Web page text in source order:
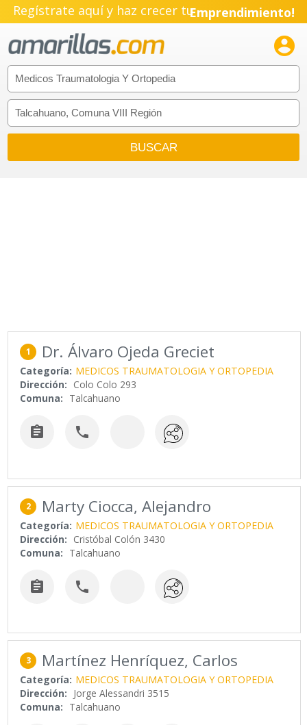
Regístrate aquí y haz crecer tuEmprendimiento!

1 Dr. Álvaro Ojeda Greciet
Categoría: MEDICOS TRAUMATOLOGIA Y ORTOPEDIA
Dirección: Colo Colo 293
Comuna: Talcahuano
 
2 Marty Ciocca, Alejandro
Categoría: MEDICOS TRAUMATOLOGIA Y ORTOPEDIA
Dirección: Cristóbal Colón 3430
Comuna: Talcahuano
 
3 Martínez Henríquez, Carlos
Categoría: MEDICOS TRAUMATOLOGIA Y ORTOPEDIA
Dirección: Jorge Alessandri 3515
Comuna: Talcahuano